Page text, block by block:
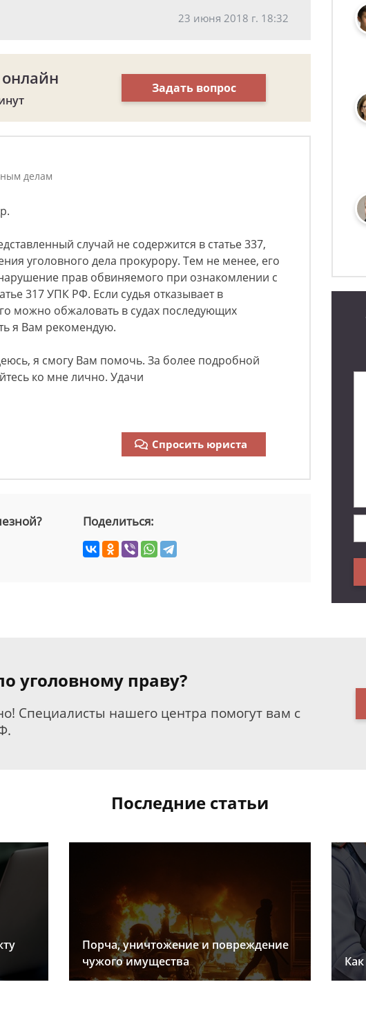
23 июня 2018 г. 18:32
Задать вопрос
делам
случай не содержится в статье 337,
уголовного дела прокурору. Тем не менее, его
прав обвиняемого при ознакомлении с
317 УПК РФ. Если судья отказывает в
можно обжаловать в судах последующих
я Вам рекомендую.
я смогу Вам помочь. За более подробной
ко мне лично. Удачи
Спросить юриста
Поделиться:
уголовному праву?
Специалисты нашего центра помогут вам с
Последние статьи
Порча, уничтожение и повреждение
чужого имущества